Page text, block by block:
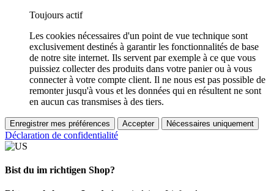
Toujours actif
Les cookies nécessaires d'un point de vue technique sont
exclusivement destinés à garantir les fonctionnalités de base
de notre site internet. Ils servent par exemple à ce que vous
puissiez collecter des produits dans votre panier ou à vous
connecter à votre compte client. Il ne nous est pas possible de
remonter jusqu'à vous et les données qui en résultent ne sont
en aucun cas transmises à des tiers.
Enregistrer mes préférences Accepter Nécessaires uniquement
Déclaration de confidentialité
Bist du im richtigen Shop?